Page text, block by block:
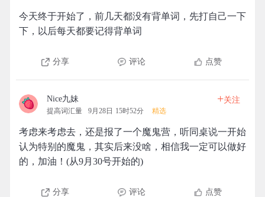
今天终于开始了，前几天都没有背单词，先打自己一下
下，以后每天都要记得背单词
分享 评论 点赞
Nice九妹
提高词汇量 9月28日 15时52分 精选
+关注
考虑来考虑去，还是报了一个魔鬼营，听同桌说一开始
认为特别的魔鬼，其实后来没啥，相信我一定可以做好
的，加油！(从9月30号开始的)
分享 评论 点赞